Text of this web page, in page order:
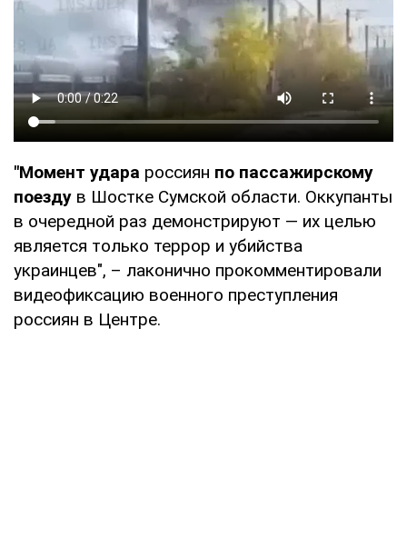
"Момент удара россиян по пассажирскому
поезду в Шостке Сумской области. Оккупанты
в очередной раз демонстрируют — их целью
является только террор и убийства
украинцев", – лаконично прокомментировали
видеофиксацию военного преступления
россиян в Центре.